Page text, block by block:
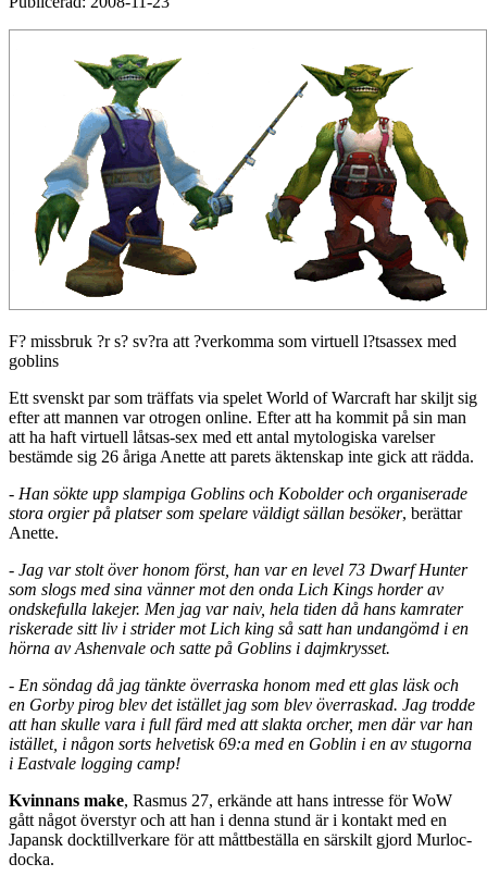
F? missbruk ?r s? sv?ra att ?verkomma som virtuell l?tsassex med
goblins
Ett svenskt par som träffats via spelet World of Warcraft har skiljt sig
efter att mannen var otrogen online. Efter att ha kommit på sin man
att ha haft virtuell låtsas-sex med ett antal mytologiska varelser
bestämde sig 26 åriga Anette att parets äktenskap inte gick att rädda.
- Han sökte upp slampiga Goblins och Kobolder och organiserade
stora orgier på platser som spelare väldigt sällan besöker, berättar
Anette.
- Jag var stolt över honom först, han var en level 73 Dwarf Hunter
som slogs med sina vänner mot den onda Lich Kings horder av
ondskefulla lakejer. Men jag var naiv, hela tiden då hans kamrater
riskerade sitt liv i strider mot Lich king så satt han undangömd i en
hörna av Ashenvale och satte på Goblins i dajmkrysset.
- En söndag då jag tänkte överraska honom med ett glas läsk och
en Gorby pirog blev det istället jag som blev överraskad. Jag trodde
att han skulle vara i full färd med att slakta orcher, men där var han
istället, i någon sorts helvetisk 69:a med en Goblin i en av stugorna
i Eastvale logging camp!
Kvinnans make, Rasmus 27, erkände att hans intresse för WoW
gått något överstyr och att han i denna stund är i kontakt med en
Japansk docktillverkare för att måttbeställa en särskilt gjord Murloc-
docka.